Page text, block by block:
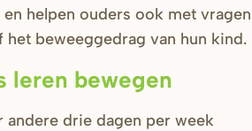
helpen ouders ook met vragen
beweeggedrag van hun kind.
leren bewegen
andere drie dagen per week